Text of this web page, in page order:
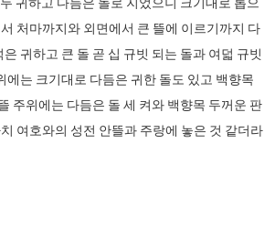
처마까지와 외면에서 큰 뜰에 이르기까지 다
귀하고 큰 돌 곧 십 규빗 되는 돌과 여덟 규빗
는 크기대로 다듬은 귀한 돌도 있고 백향목
주위에는 다듬은 돌 세 켜와 백향목 두꺼운 판
여호와의 성전 안뜰과 주랑에 놓은 것 같더라